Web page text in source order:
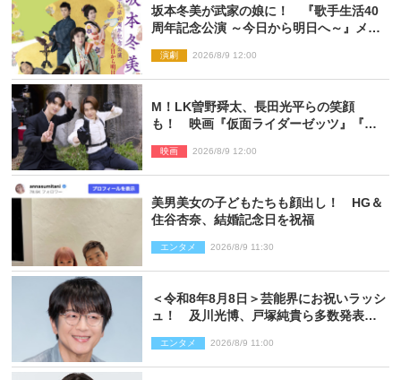
坂本冬美が武家の娘に！ 『歌手生活40
周年記念公演 ～今日から明日へ～』メイ
演劇 2026/8/9 12:00
M！LK曽野舜太、長田光平らの笑顔
も！ 映画『仮面ライダーゼッツ』『超
ショット到着
映画 2026/8/9 12:00
美男美女の子どもたちも顔出し！ HG＆
住谷杏奈、結婚記念日を祝福
エンタメ 2026/8/9 11:30
＜令和8年8月8日＞芸能界にお祝いラッシ
ュ！ 及川光博、戸塚純貴ら多数発表結
エンタメ 2026/8/9 11:00